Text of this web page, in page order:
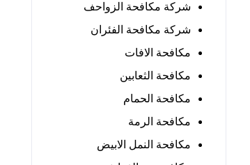
شركة مكافحة الزواحف
شركة مكافحة الفئران
مكافحة الافات
مكافحة الثعابين
مكافحة الحمام
مكافحة الرمة
مكافحة النمل الابيض